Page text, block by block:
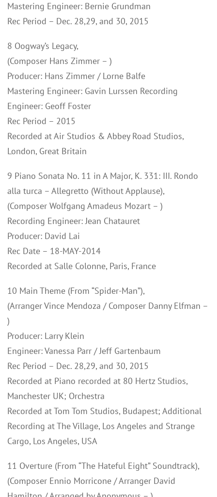
Mastering Engineer: Bernie Grundman
Rec Period – Dec. 28,29, and 30, 2015
8 Oogway’s Legacy,
(Composer Hans Zimmer – )
Producer: Hans Zimmer / Lorne Balfe
Mastering Engineer: Gavin Lurssen Recording
Engineer: Geoff Foster
Rec Period – 2015
Recorded at Air Studios & Abbey Road Studios,
London, Great Britain
9 Piano Sonata No. 11 in A Major, K. 331: III. Rondo
alla turca – Allegretto (Without Applause),
(Composer Wolfgang Amadeus Mozart – )
Recording Engineer: Jean Chatauret
Producer: David Lai
Rec Date – 18-MAY-2014
Recorded at Salle Colonne, Paris, France
10 Main Theme (From “Spider-Man”),
(Arranger Vince Mendoza / Composer Danny Elfman –
)
Producer: Larry Klein
Engineer: Vanessa Parr / Jeff Gartenbaum
Rec Period – Dec. 28,29, and 30, 2015
Recorded at Piano recorded at 80 Hertz Studios,
Manchester UK; Orchestra
Recorded at Tom Tom Studios, Budapest; Additional
Recording at The Village, Los Angeles and Strange
Cargo, Los Angeles, USA
11 Overture (From “The Hateful Eight” Soundtrack),
(Composer Ennio Morricone / Arranger David